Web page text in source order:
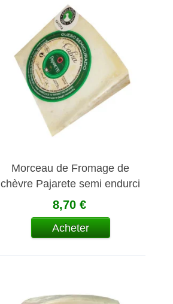
Morceau de Fromage de
chèvre Pajarete semi endurci
8,70 €
Acheter